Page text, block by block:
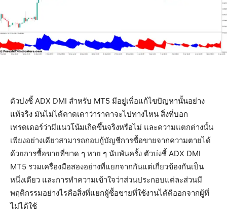
ตัวบ่งชี้ ADX DMI สำหรับ MT5 มีอยู่เพื่อแก้ไขปัญหานั้นอย่าง
แท้จริง มันไม่ได้คาดเดาว่าราคาจะไปทางไหน สิ่งที่บอก
เทรดเดอร์ว่ามีแนวโน้มเกิดขึ้นจริงหรือไม่ และความแตกต่างนั้น
เพียงอย่างเดียวสามารถกอบกู้บัญชีการซื้อขายจากความตายได้
ด้วยการซื้อขายที่ขาด ๆ หาย ๆ นับพันครั้ง ตัวบ่งชี้ ADX DMI
MT5 รวมเครื่องมือสองอย่างที่แยกจากกันแต่เกี่ยวข้องกันเป็น
หนึ่งเดียว และการทำความเข้าใจว่าส่วนประกอบแต่ละส่วนมี
พฤติกรรมอย่างไรคือสิ่งที่แยกผู้ซื้อขายที่ใช้งานได้ดีออกจากผู้ที่
ไม่ได้ใช้